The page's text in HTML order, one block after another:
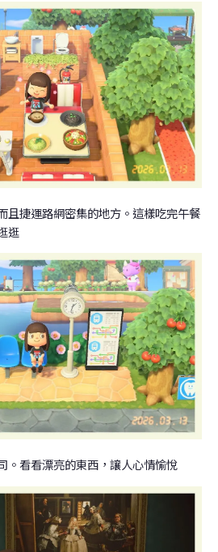
且捷運路網密集的地方。這樣吃完午餐
逛
。看看漂亮的東西，讓人心情愉悅